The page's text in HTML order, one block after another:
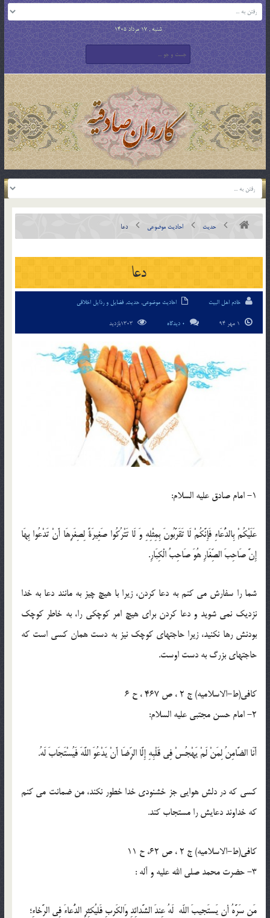
شنبه , 17 مرداد 1405
حدیث احادیث موضوعی دعا
دعا
خادم اهل البیت احادیث موضوعی, حدیث, فضایل و رذایل اخلاقی
0 دیدگاه
1- امام صادق عليه السلام:
عَلَيْكُمْ بِالدُّعَاءِ فَإِنَّكُمْ لَا تَقَرَّبُونَ بِمِثْلِهِ وَ لَا تَتْرُكُوا صَغِيرَةً لِصِغَرِهَا أَنْ تَدْعُوا بِهَا
إِنَّ صَاحِبَ الصِّغَارِ هُوَ صَاحِبُ الْكِبَارِ.
شما را سفارش مى كنم به دعا كردن، زيرا با هيچ چيز به مانند دعا به خدا
نزديك نمى شويد و دعا كردن براى هيچ امر كوچكى را، به خاطر كوچك
بودنش رها نكنيد، زيرا حاجتهاى كوچك نيز به دست همان كسى است كه
حاجتهاى بزرگ به دست اوست.
كافى(ط-الاسلامیه) ج 2 ، ص 467 ، ح 6
2- امام حسن مجتبى عليه السلام:
أَنَا الضَّامِنُ لِمَنْ لَمْ يَهْجُسْ فِي قَلْبِهِ إِلَّا الرِّضَا أَنْ يَدْعُوَ اللَّهَ فَيُسْتَجَابَ لَهُ.
كسى كه در دلش هوايى جز خشنودى خدا خطور نكند، من ضمانت مى كنم
كه خداوند دعايش را مستجاب كند.
كافى(ط-الاسلامیه) ج 2 ، ص 62، ح 11
3- حضرت محمد صلی الله علیه و آله :
مَن سَرَّهُ أن يَستَجيبَ اللّه لَهُ عِندَ الشَّدائِدِ وَالكَربِ فَليُكثِرِ الدُّعاءَ فِى الرَّخاءِ؛